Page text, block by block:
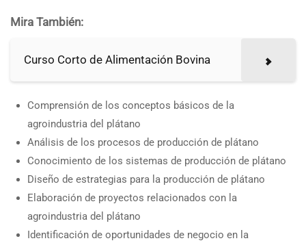
Mira También:
Curso Corto de Alimentación Bovina
Comprensión de los conceptos básicos de la
agroindustria del plátano
Análisis de los procesos de producción de plátano
Conocimiento de los sistemas de producción de plátano
Diseño de estrategias para la producción de plátano
Elaboración de proyectos relacionados con la
agroindustria del plátano
Identificación de oportunidades de negocio en la